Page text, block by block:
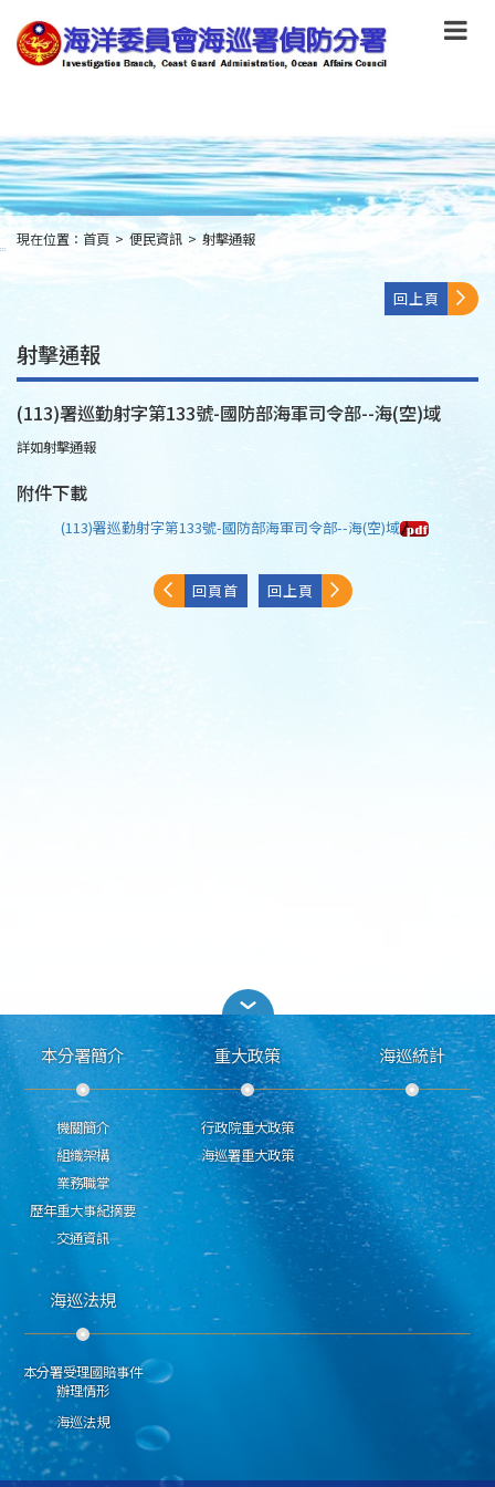
到
主
要
to
main
content
:::
現在位置： 首頁 > 便民資訊 > 射擊通報
回上頁
射擊通報
(113)署巡勤射字第133號-國防部海軍司令部--海(空)域
詳如射擊通報
附件下載
(113)署巡勤射字第133號-國防部海軍司令部--海(空)域
回頁首 回上頁
本分署簡介
機關簡介
組織架構
業務職掌
歷年重大事紀摘要
交通資訊
重大政策
行政院重大政策
海巡署重大政策
海巡統計
海巡法規
本分署受理國賠事件
辦理情形
海巡法規